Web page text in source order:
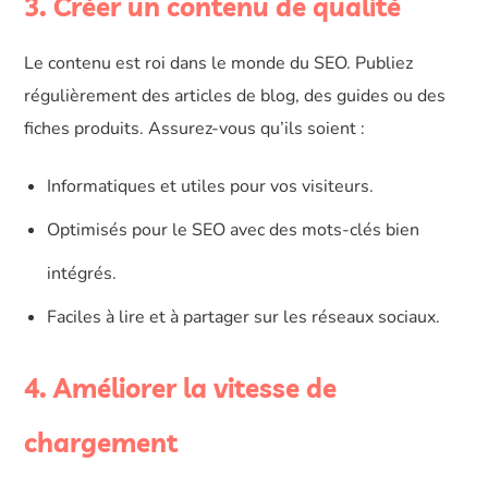
3. Créer un contenu de qualité
Le contenu est roi dans le monde du SEO. Publiez
régulièrement des articles de blog, des guides ou des
fiches produits. Assurez-vous qu’ils soient :
Informatiques et utiles pour vos visiteurs.
Optimisés pour le SEO avec des mots-clés bien
intégrés.
Faciles à lire et à partager sur les réseaux sociaux.
4. Améliorer la vitesse de
chargement